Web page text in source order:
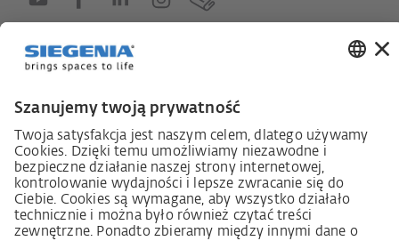
Ustawa o nadzorze nad łańcuchami dostaw
Kodeks postępowania dostawcy
Informacja dotycząca ustawy o należytej staranności
Deklaracja zasad strategii w zakresie praw człowieka
Procedura składania skarg zgodnie z §§ 8, 9 ustawy o
należytej staranności w łańcuchu dostaw (niem. LkSG)